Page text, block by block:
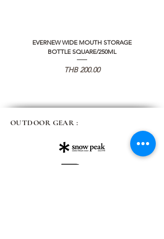
EVERNEW WIDE MOUTH STORAGE
BOTTLE SQUARE/250ML
価格
THB 200.00
OUTDOOR GEAR :